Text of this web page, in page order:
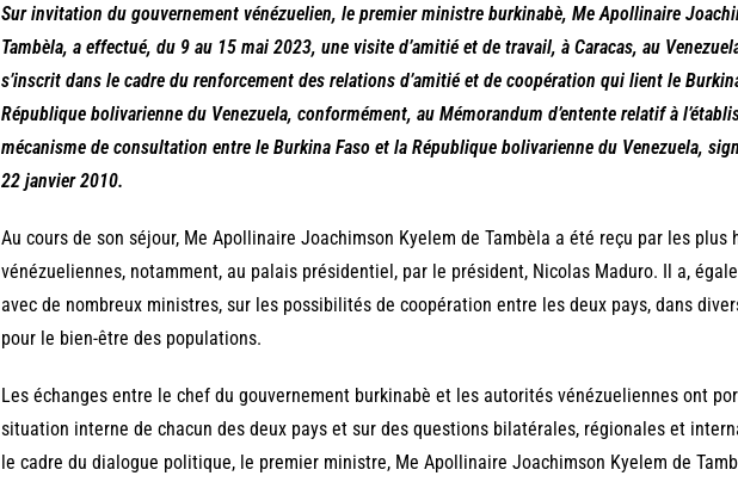
Sur invitation du gouvernement vénézuelien, le premier ministre burkinabè, Me Apollinaire
Tambèla, a effectué, du 9 au 15 mai 2023, une visite d’amitié et de travail, à Caracas, au
s’inscrit dans le cadre du renforcement des relations d’amitié et de coopération qui lient le
République bolivarienne du Venezuela, conformément, au Mémorandum d’entente relatif à
mécanisme de consultation entre le Burkina Faso et la République bolivarienne du Venezuela,
22 janvier 2010.
Au cours de son séjour, Me Apollinaire Joachimson Kyelem de Tambèla a été reçu par les plus
vénézueliennes, notamment, au palais présidentiel, par le président, Nicolas Maduro. Il a,
avec de nombreux ministres, sur les possibilités de coopération entre les deux pays, dans
pour le bien-être des populations.
Les échanges entre le chef du gouvernement burkinabè et les autorités vénézueliennes ont
situation interne de chacun des deux pays et sur des questions bilatérales, régionales et
le cadre du dialogue politique, le premier ministre, Me Apollinaire Joachimson Kyelem de